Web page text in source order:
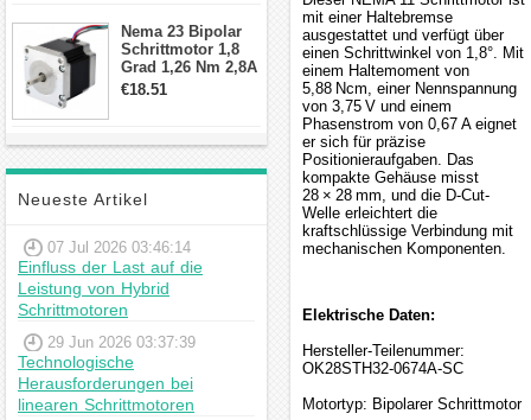
Nema 23 Bipolar
Schrittmotor 1,8
Grad 1,26 Nm 2,8A
2,5V 4 Drähte
€18.51
Neueste Artikel
07 Jul 2026 03:46:14
Einfluss der Last auf die
Leistung von Hybrid
Schrittmotoren
29 Jun 2026 03:37:39
Technologische
Herausforderungen bei
linearen Schrittmotoren
mit einer Haltebremse
ausgestattet und verfügt über
einen Schrittwinkel von 1,8°. Mit
einem Haltemoment von
5,88 Ncm, einer Nennspannung
von 3,75 V und einem
Phasenstrom von 0,67 A eignet
er sich für präzise
Positionieraufgaben. Das
kompakte Gehäuse misst
28 × 28 mm, und die D-Cut-
Welle erleichtert die
kraftschlüssige Verbindung mit
mechanischen Komponenten.
Elektrische Daten:
Hersteller-Teilenummer:
OK28STH32-0674A-SC
Motortyp: Bipolarer Schrittmotor